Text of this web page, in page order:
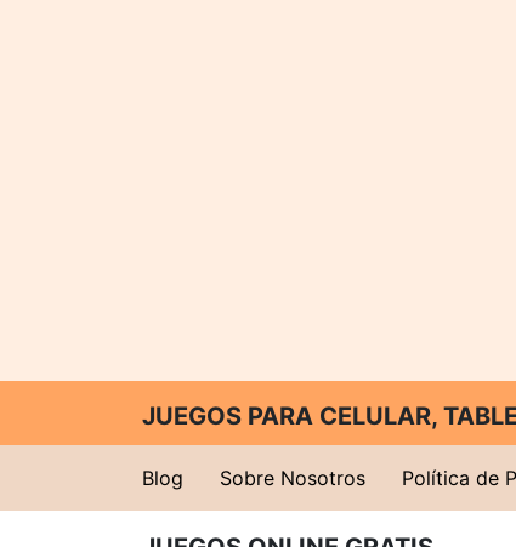
JUEGOS PARA CELULAR,
Blog Sobre Nosotros Política de